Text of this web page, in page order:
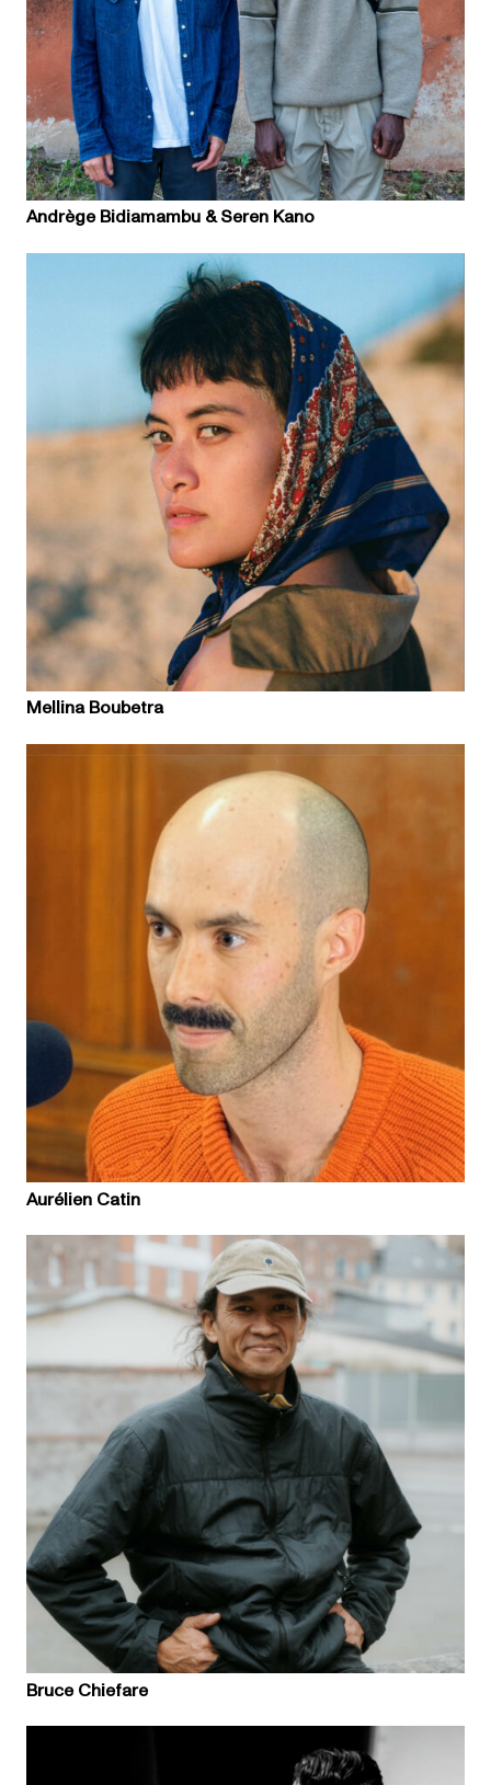
Andrège Bidiamambu & Seren Kano
Mellina Boubetra
Aurélien Catin
Bruce Chiefare